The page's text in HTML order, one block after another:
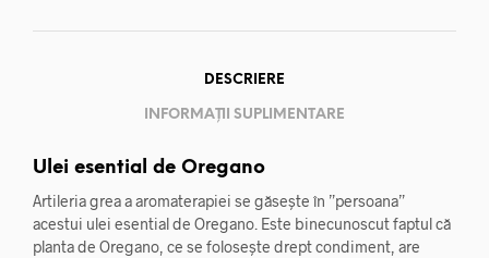
DESCRIERE
INFORMAȚII SUPLIMENTARE
Ulei esential de Oregano
Artileria grea a aromaterapiei se găsește în ”persoana”
acestui ulei esential de Oregano. Este binecunoscut faptul că
planta de Oregano, ce se folosește drept condiment, are